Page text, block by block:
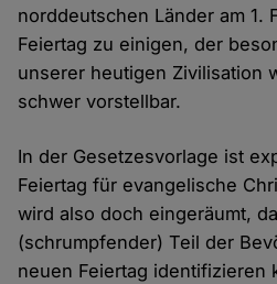
norddeutschen Länder am 1.
Feiertag zu einigen, der
unserer heutigen Zivilisation
schwer vorstellbar.
In der Gesetzesvorlage ist
Feiertag für evangelische
wird also doch eingeräumt,
(schrumpfender) Teil der
neuen Feiertag identifizieren